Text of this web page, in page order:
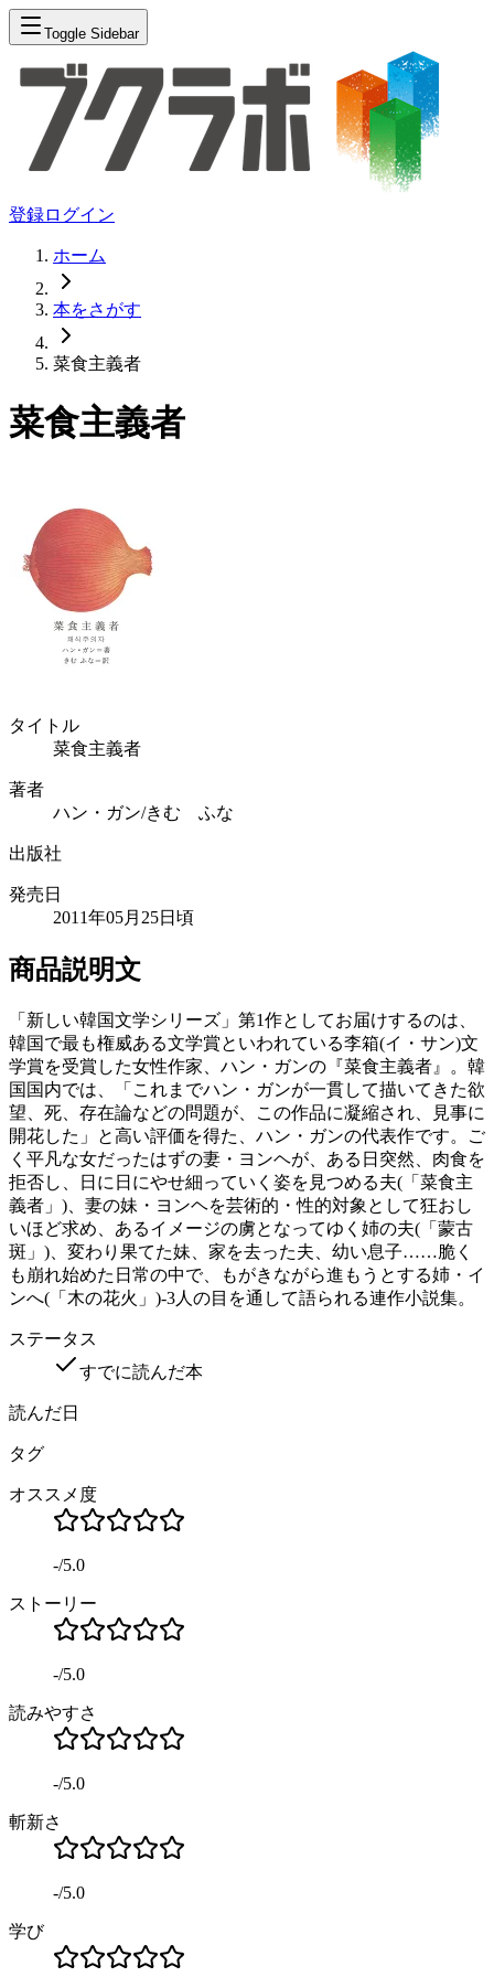
Toggle Sidebar
登録ログイン
ホーム
本をさがす
菜食主義者
菜食主義者
タイトル
菜食主義者
著者
ハン・ガン/きむ ふな
出版社
発売日
2011年05月25日頃
商品説明文
「新しい韓国文学シリーズ」第1作としてお届けするのは、
韓国で最も権威ある文学賞といわれている李箱(イ・サン)文
学賞を受賞した女性作家、ハン・ガンの『菜食主義者』。韓
国国内では、「これまでハン・ガンが一貫して描いてきた欲
望、死、存在論などの問題が、この作品に凝縮され、見事に
開花した」と高い評価を得た、ハン・ガンの代表作です。ご
く平凡な女だったはずの妻・ヨンヘが、ある日突然、肉食を
拒否し、日に日にやせ細っていく姿を見つめる夫(「菜食主
義者」)、妻の妹・ヨンヘを芸術的・性的対象として狂おし
いほど求め、あるイメージの虜となってゆく姉の夫(「蒙古
斑」)、変わり果てた妹、家を去った夫、幼い息子……脆く
も崩れ始めた日常の中で、もがきながら進もうとする姉・イ
ンへ(「木の花火」)-3人の目を通して語られる連作小説集。
ステータス
すでに読んだ本
読んだ日
タグ
オススメ度
-/5.0
ストーリー
-/5.0
読みやすさ
-/5.0
斬新さ
-/5.0
学び